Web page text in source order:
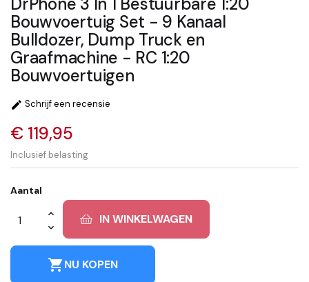
Bouwvoertuig Set - 9 Kanaal
Bulldozer, Dump Truck en
Graafmachine - RC 1:20
Bouwvoertuigen
 Schrijf een recensie
€ 119,95
Inclusief belasting
Aantal
IN WINKELWAGEN
shopping_cartNU KOPEN